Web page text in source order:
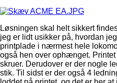
Løsningen skal helt sikkert
jeg er lidt usikker på, hvordan
printplade i nærmest hele
også hen over ophænget. Printet
skruer. Derudover er der nogle
stik. Til sidst er der også 4